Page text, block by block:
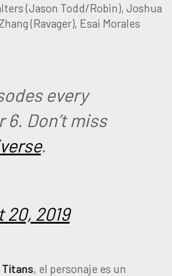
(Jason Todd/Robin), Joshua
(Ravager), Esai Morales
every
Don’t miss
.
20, 2019
Titans, el personaje es un